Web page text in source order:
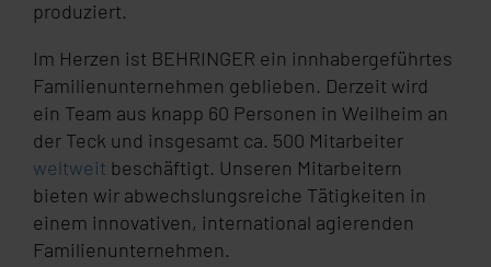
produziert.
Im Herzen ist BEHRINGER ein innhabergeführtes
Familienunternehmen geblieben. Derzeit wird
ein Team aus knapp 60 Personen in Weilheim an
der Teck und insgesamt ca. 500 Mitarbeiter
weltweit beschäftigt. Unseren Mitarbeitern
bieten wir abwechslungsreiche Tätigkeiten in
einem innovativen, international agierenden
Familienunternehmen.